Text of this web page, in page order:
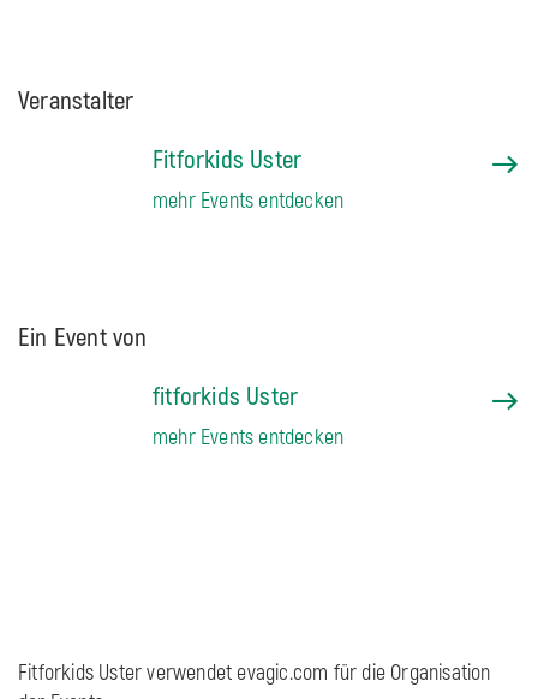
Veranstalter
Fitforkids Uster
mehr Events entdecken
Ein Event von
fitforkids Uster
mehr Events entdecken
Fitforkids Uster verwendet evagic.com für die Organisation